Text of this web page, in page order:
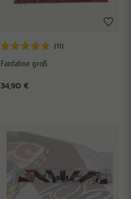
Fanfahne groß
34,90 €